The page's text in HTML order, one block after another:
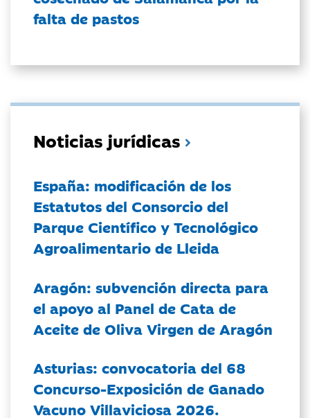
falta de pastos
Noticias jurídicas
España: modificación de los
Estatutos del Consorcio del
Parque Científico y Tecnológico
Agroalimentario de Lleida
Aragón: subvención directa para
el apoyo al Panel de Cata de
Aceite de Oliva Virgen de Aragón
Asturias: convocatoria del 68
Concurso-Exposición de Ganado
Vacuno Villaviciosa 2026.